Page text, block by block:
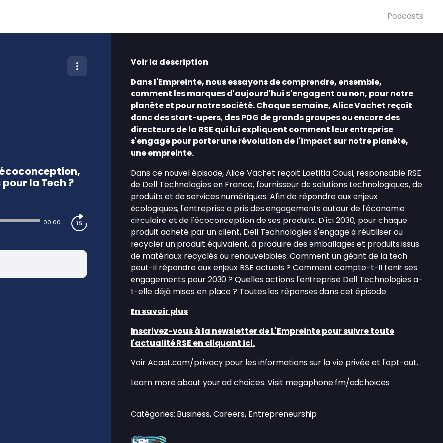
Podcasts
la Tech ?
00:00
Voir la description
Dans l'Empreinte, nous essayons de comprendre, ensemble,
comment les marques d'aujourd'hui s'engagent ou non, pour notre
planète et pour notre société. Chaque semaine, Alice Vachet reçoit
donc des start-upers, des PDG de grands groupes ou encore des
directeurs de la RSE qui lui expliquent comment leur entreprise
s'engage pour porter une révolution de l'impact sur notre planète,
une empreinte.
Dans ce nouvel épisode, Alice Vachet reçoit Laetitia Cousi, responsable RSE
de Dell Technologies en France, fournisseur de solutions technologiques, de
produits et de services numériques. Afin de répondre aux enjeux
écologiques, l'entreprise a pris des engagements autour de l'économie
circulaire et de l'écoconception de ses produits. D'ici 2030, pour chaque
produit acheté par un client, Dell Technologies s'engage à réutiliser ou
recycler un produit équivalent, à produire des emballages et produits issus
de matériaux recyclés ou renouvelables. Comment un géant de la tech
peut-il répondre aux enjeux RSE actuels ? Comment compte-t-il tenir ses
engagements pour 2030 ? Quelles actions l'entreprise Dell Technologies a-
t-elle déjà mises en place ? Toutes les réponses dans cet épisode.
En savoir plus
Inscrivez-vous à la newsletter de L'Empreinte pour suivre toute
l'actualité RSE en cliquant ici.
VoirAcast.com/privacy pour les informations sur la vie privée et l'opt-out.
Learn more about your ad choices. Visit megaphone.fm/adchoices
Catégories: Business, Careers, Entrepreneurship